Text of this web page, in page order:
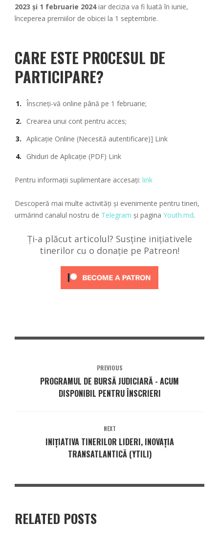
2023 și 1 februarie 2024iar decizia va fi luată în iunie,
începerea premiilor de obicei la 1 septembrie.
CARE ESTE PROCESUL DE
PARTICIPARE?
Înscrieți-vă online până pe 1 februarie;
Crearea unui cont pentru acces;
Aplicație Online (Necesită autentificare)] Link
Ghiduri de Aplicație (PDF) Link
Pentru informații suplimentare accesați: link
Descoperă mai multe activități și evenimente pentru tineri,
urmărind canalul nostru de Telegram și pagina Youth.md.
Ți-a plăcut articolul? Susține inițiativele
tinerilor cu o donație pe Patreon!
PREVIOUS
PROGRAMUL DE BURSĂ JUDICIARĂ - ACUM
DISPONIBIL PENTRU ÎNSCRIERI
NEXT
INIȚIATIVA TINERILOR LIDERI, INOVAȚIA
TRANSATLANTICĂ (YTILI)
RELATED POSTS